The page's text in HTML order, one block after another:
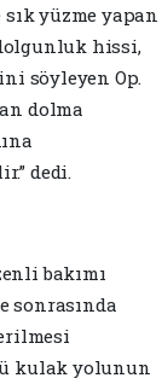
yüzme yapan
hissi,
söyleyen Op.
dolma
dedi.
bakımı
sonrasında
kulak yolunun